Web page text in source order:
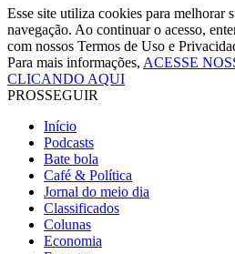
Esse site utiliza cookies para melhorar
navegação. Ao continuar o acesso,
com nossos Termos de Uso e
Para mais informações, ACESSE
CLICANDO AQUI
PROSSEGUIR
Início
Podcasts
Bate bola
Café & Política
Jornal do meio dia
Classificados
Colunas
Economia